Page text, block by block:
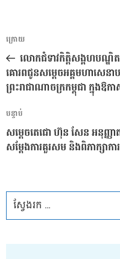
ការ​
នាំទិស​
ប្រកាស
អត្ថបទ
មុន
ក្រោយ
លោកជំទាវកិត្តិសង្គហបណ្ឌិ
គោរពជូនសម្ដេចអគ្គមហាសេនា
ព្រះរាជាណាចក្រកម្ពុជា ក្នុង
អត្ថបទ
បន្ទាប់
បន្ទាប់
សម្តេចតេជោ ហ៊ុន សែន អនុញ្ញា
សម្តែងការគួរសម និងពិភាក្សាកា